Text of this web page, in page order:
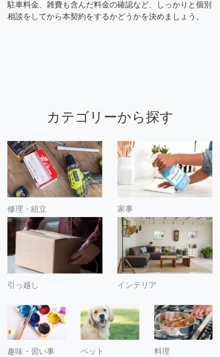
駐車料金、雑費も含んだ料金の確認など、しっかりと個別
相談をしてから本契約をするかどうかを決めましょう。
カテゴリーから探す
修理・組立 家事
引っ越し インテリア
趣味・習い事 ペット 料理